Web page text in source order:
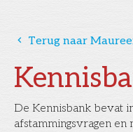
De Kennisbank bevat
afstammingsvragen en
󰅁 Terug naar